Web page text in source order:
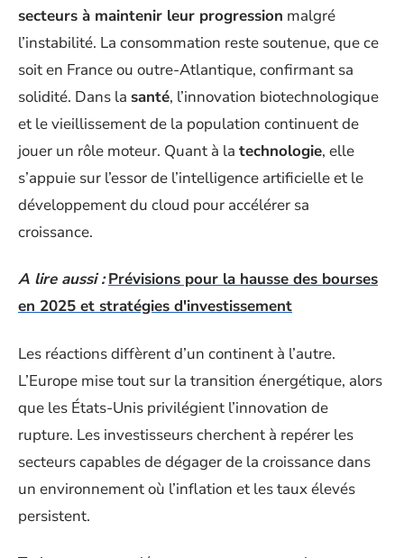
secteurs à maintenir leur progression malgré
l’instabilité. La consommation reste soutenue, que ce
soit en France ou outre-Atlantique, confirmant sa
solidité. Dans la santé, l’innovation biotechnologique
et le vieillissement de la population continuent de
jouer un rôle moteur. Quant à la technologie, elle
s’appuie sur l’essor de l’intelligence artificielle et le
développement du cloud pour accélérer sa
croissance.
A lire aussi : Prévisions pour la hausse des bourses
en 2025 et stratégies d'investissement
Les réactions diffèrent d’un continent à l’autre.
L’Europe mise tout sur la transition énergétique, alors
que les États-Unis privilégient l’innovation de
rupture. Les investisseurs cherchent à repérer les
secteurs capables de dégager de la croissance dans
un environnement où l’inflation et les taux élevés
persistent.